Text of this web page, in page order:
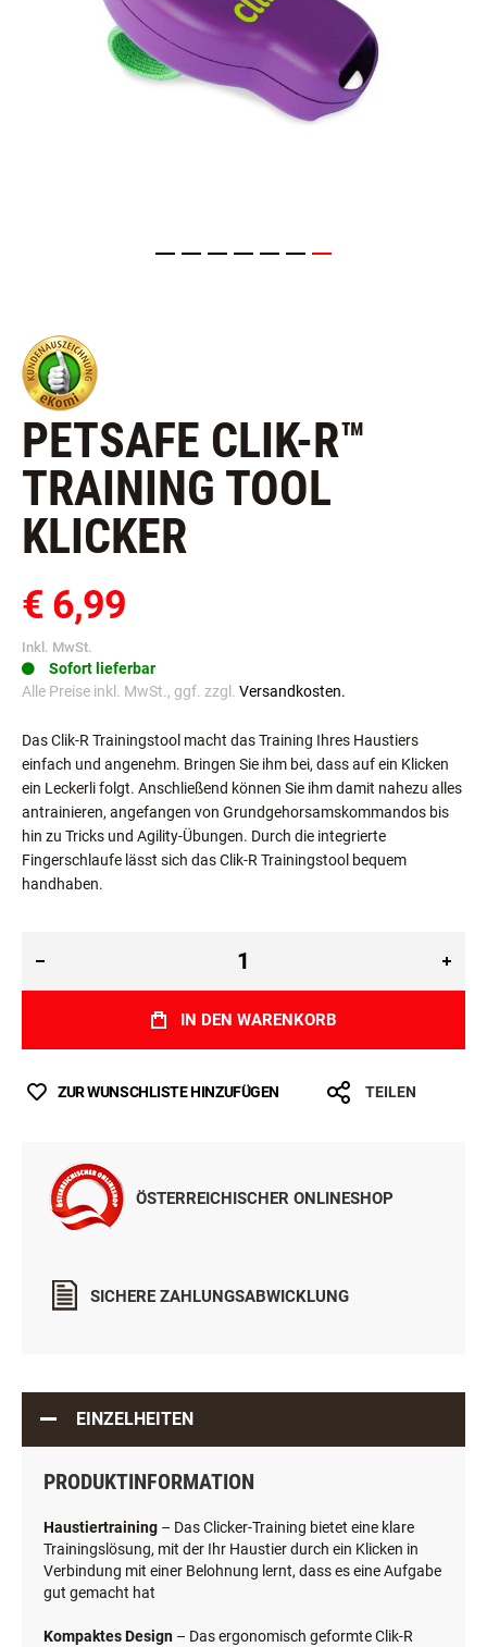
PETSAFE CLIK-R™
TRAINING TOOL
KLICKER
€ 6,99
Inkl. MwSt.
Sofort lieferbar
Alle Preise inkl. MwSt., ggf. zzgl. Versandkosten.
Das Clik-R Trainingstool macht das Training Ihres Haustiers
einfach und angenehm. Bringen Sie ihm bei, dass auf ein Klicken
ein Leckerli folgt. Anschließend können Sie ihm damit nahezu alles
antrainieren, angefangen von Grundgehorsamskommandos bis
hin zu Tricks und Agility-Übungen. Durch die integrierte
Fingerschlaufe lässt sich das Clik-R Trainingstool bequem
handhaben.
IN DEN WARENKORB
ZUR WUNSCHLISTE HINZUFÜGEN TEILEN
ÖSTERREICHISCHER ONLINESHOP
SICHERE ZAHLUNGSABWICKLUNG
EINZELHEITEN
PRODUKTINFORMATION
Haustiertraining – Das Clicker-Training bietet eine klare
Trainingslösung, mit der Ihr Haustier durch ein Klicken in
Verbindung mit einer Belohnung lernt, dass es eine Aufgabe
gut gemacht hat
Kompaktes Design – Das ergonomisch geformte Clik-R